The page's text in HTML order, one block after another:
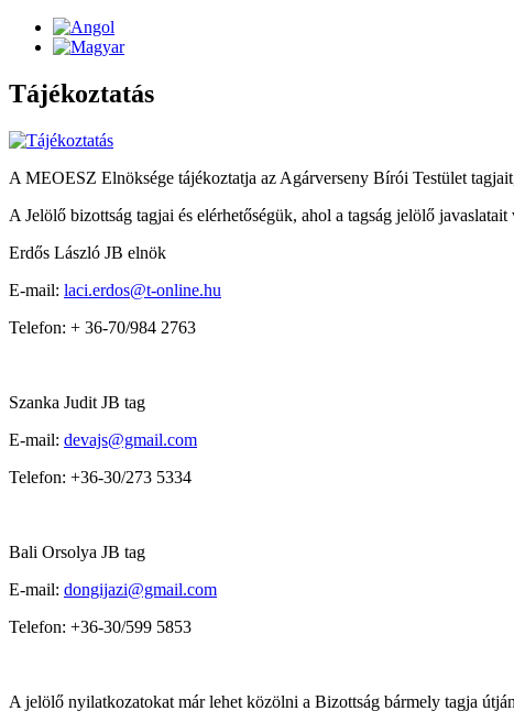
Tájékoztatás
A MEOESZ Elnöksége tájékoztatja az Agárverseny Bírói Testület
A Jelölő bizottság tagjai és elérhetőségük, ahol a tagság jelölő javaslatait
Erdős László JB elnök
E-mail: laci.erdos@t-online.hu
Telefon: + 36-70/984 2763
Szanka Judit JB tag
E-mail: devajs@gmail.com
Telefon: +36-30/273 5334
Bali Orsolya JB tag
E-mail: dongijazi@gmail.com
Telefon: +36-30/599 5853
A jelölő nyilatkozatokat már lehet közölni a Bizottság bármely tagja